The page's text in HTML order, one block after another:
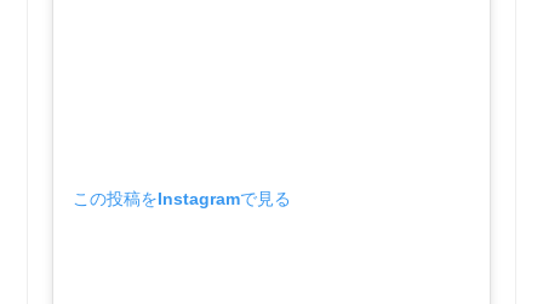
この投稿をInstagramで見る